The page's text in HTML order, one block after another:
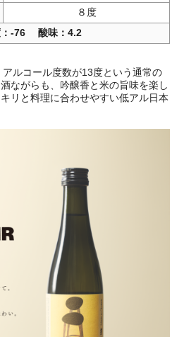
８度
：‐76 酸味：4.2
アルコール度数が13度という通常の
ながらも、吟醸香と米の旨味を楽し
リと料理に合わせやすい低アル日本